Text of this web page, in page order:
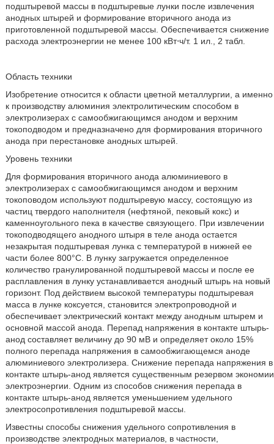
подштыревой массы в подштыревые лунки после извлечения
анодных штырей и формирование вторичного анода из
приготовленной подштыревой массы. Обеспечивается снижение
расхода электроэнергии не менее 100 кВт⋅ч/т. 1 ил., 2 табл.
Область техники
Изобретение относится к области цветной металлургии, а именно
к производству алюминия электролитическим способом в
электролизерах с самообжигающимся анодом и верхним
токоподводом и предназначено для формирования вторичного
анода при перестановке анодных штырей.
Уровень техники
Для формирования вторичного анода алюминиевого в
электролизерах с самообжигающимся анодом и верхним
токоповодом используют подштыревую массу, состоящую из
частиц твердого наполнителя (нефтяной, пековый кокс) и
каменноугольного пека в качестве связующего. При извлечении
токоподводящего анодного штыря в теле анода остается
незакрытая подштыревая лунка с температурой в нижней ее
части более 800°С. В лунку загружается определенное
количество гранулированной подштыревой массы и после ее
расплавления в лунку устанавливается анодный штырь на новый
горизонт. Под действием высокой температуры подштыревая
масса в лунке коксуется, становится электропроводной и
обеспечивает электрический контакт между анодным штырем и
основной массой анода. Перепад напряжения в контакте штырь-
анод составляет величину до 90 мВ и определяет около 15%
полного перепада напряжения в самообжигающемся аноде
алюминиевого электролизера. Снижение перепада напряжения в
контакте штырь-анод является существенным резервом экономии
электроэнергии. Одним из способов снижения перепада в
контакте штырь-анод является уменьшением удельного
электросопротивления подштыревой массы.
Известны способы снижения удельного сопротивления в
производстве электродных материалов, в частности,